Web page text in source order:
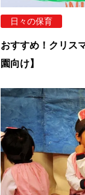
日々の保育
おすすめ！クリス
園向け】